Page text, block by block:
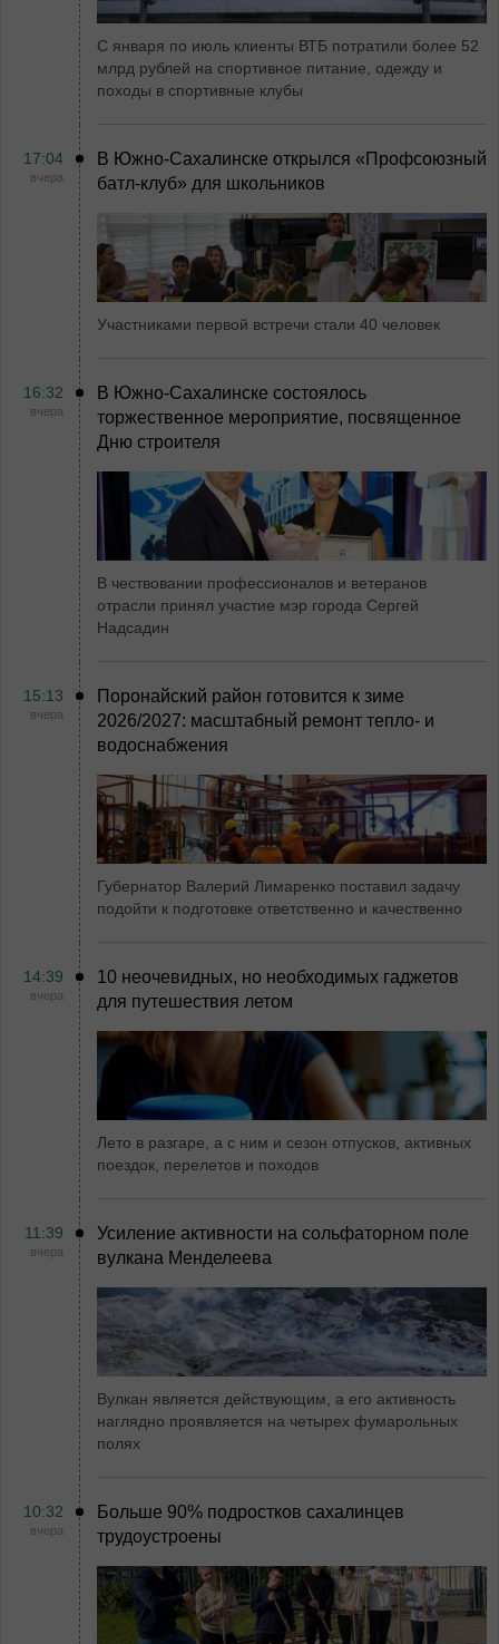
С января по июль клиенты ВТБ потратили более 52
млрд рублей на спортивное питание, одежду и
походы в спортивные клубы
17:04
вчера
В Южно-Сахалинске открылся «Профсоюзный
батл-клуб» для школьников
Участниками первой встречи стали 40 человек
16:32
вчера
В Южно-Сахалинске состоялось
торжественное мероприятие, посвященное
Дню строителя
В чествовании профессионалов и ветеранов
отрасли принял участие мэр города Сергей
Надсадин
15:13
вчера
Поронайский район готовится к зиме
2026/2027: масштабный ремонт тепло- и
водоснабжения
Губернатор Валерий Лимаренко поставил задачу
подойти к подготовке ответственно и качественно
14:39
вчера
10 неочевидных, но необходимых гаджетов
для путешествия летом
Лето в разгаре, а с ним и сезон отпусков, активных
поездок, перелетов и походов
11:39
вчера
Усиление активности на сольфаторном поле
вулкана Менделеева
Вулкан является действующим, а его активность
наглядно проявляется на четырех фумарольных
полях
10:32
вчера
Больше 90% подростков сахалинцев
трудоустроены